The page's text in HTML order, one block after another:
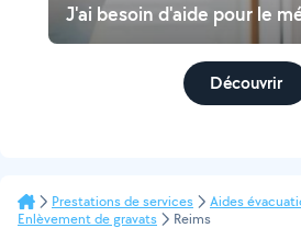
J'ai besoin d'aide pour le
Découvrir
Prestations de services
Aides
Enlèvement de gravats
Reims